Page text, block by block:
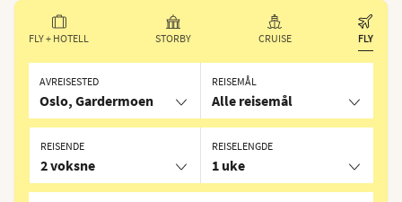
FLY + HOTELL STORBY CRUISE FLY
AVREISESTED
Oslo, Gardermoen
REISEMÅL
Alle reisemål
REISELENGDE
1 uke
REISENDE
2 voksne